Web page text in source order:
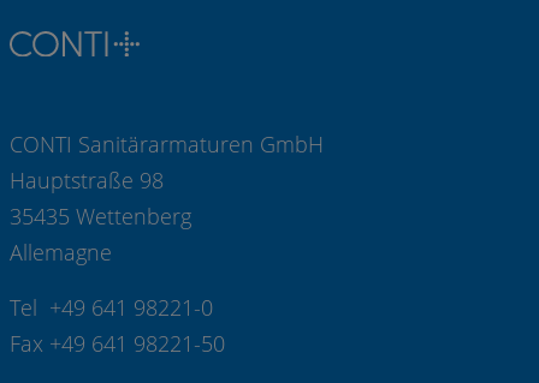
CONTI Sanitärarmaturen GmbH
Hauptstraße 98
35435 Wettenberg
Allemagne
Tel +49 641 98221-0
Fax +49 641 98221-50